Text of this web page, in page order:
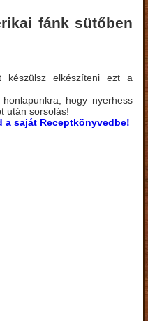
fánk sütőben
készülsz elkészíteni ezt a
hogy nyerhess
után sorsolás!
saját Receptkönyvedbe!